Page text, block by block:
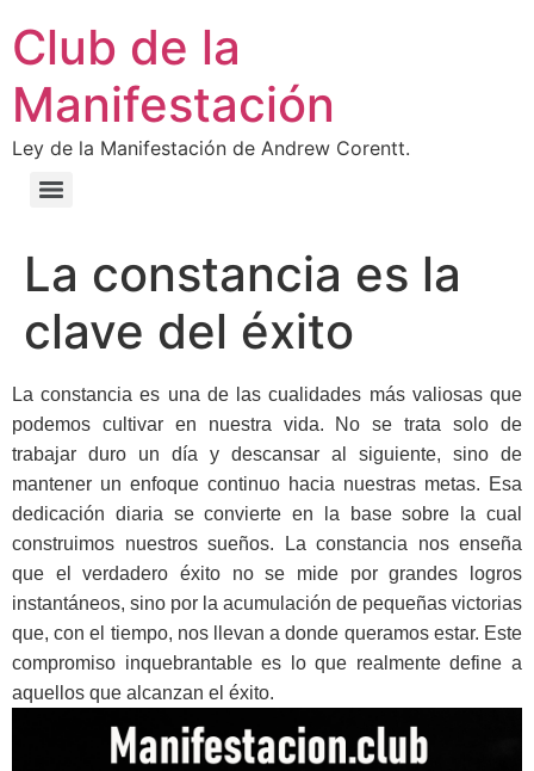
contenido
Club de la
Manifestación
Ley de la Manifestación de Andrew Corentt.
La constancia es la
clave del éxito
La constancia es una de las cualidades más valiosas que
podemos cultivar en nuestra vida. No se trata solo de
trabajar duro un día y descansar al siguiente, sino de
mantener un enfoque continuo hacia nuestras metas. Esa
dedicación diaria se convierte en la base sobre la cual
construimos nuestros sueños. La constancia nos enseña
que el verdadero éxito no se mide por grandes logros
instantáneos, sino por la acumulación de pequeñas victorias
que, con el tiempo, nos llevan a donde queramos estar. Este
compromiso inquebrantable es lo que realmente define a
aquellos que alcanzan el éxito.